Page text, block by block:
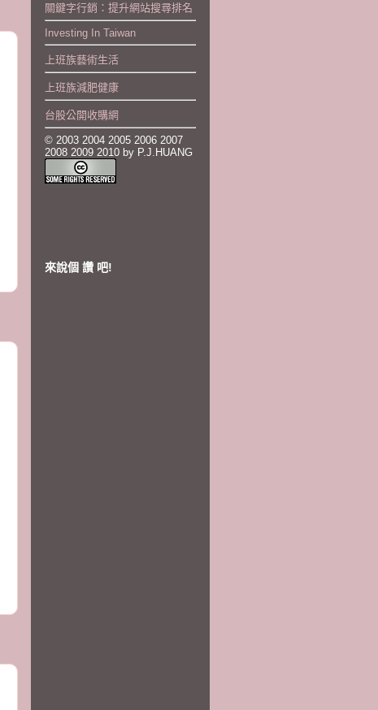
關鍵字行銷：提升網站搜尋排名
Investing In Taiwan
上班族藝術生活
上班族減肥健康
台股公開收購網
© 2003 2004 2005 2006 2007
2008 2009 2010 by P.J.HUANG
來說個 讚 吧!